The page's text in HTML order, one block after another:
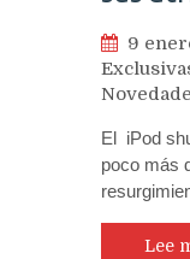
9
El iPod
poco más
Lee